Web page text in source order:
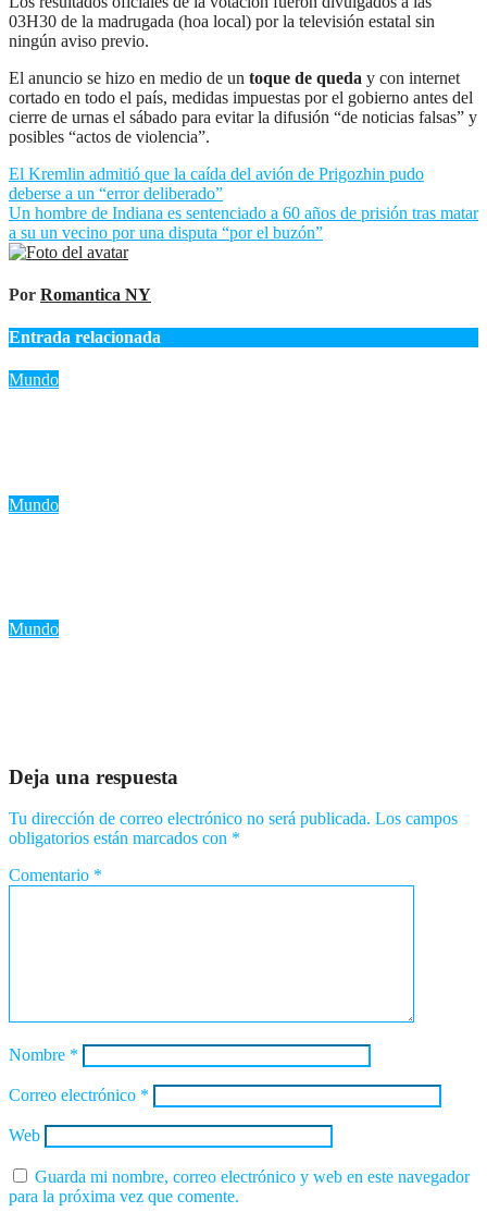
03H30 de la madrugada (hoa local) por la televisión estatal sin
ningún aviso previo.
El anuncio se hizo en medio de un toque de queda y con internet
cortado en todo el país, medidas impuestas por el gobierno antes del
cierre de urnas el sábado para evitar la difusión “de noticias falsas” y
posibles “actos de violencia”.
Navegación
de
entradas
El Kremlin admitió que la caída del avión de Prigozhin pudo
deberse a un “error deliberado”
Un hombre de Indiana es sentenciado a 60 años de prisión tras matar
a su un vecino por una disputa “por el buzón”
Por Romantica NY
Entrada relacionada
Mundo
Mundo
Mundo
Deja una respuesta
Tu dirección de correo electrónico no será publicada. Los campos
obligatorios están marcados con *
Comentario *
Nombre *
Correo electrónico *
Web
Guarda mi nombre, correo electrónico y web en este navegador
para la próxima vez que comente.